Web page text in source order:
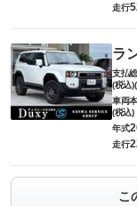
走行
ラ
支払
(税込
車両
(税込)
年式
走行
こ